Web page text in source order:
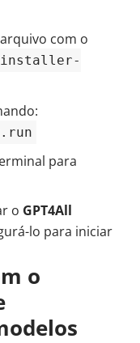
com o
installer-
para
o GPT4All
lo para iniciar
o